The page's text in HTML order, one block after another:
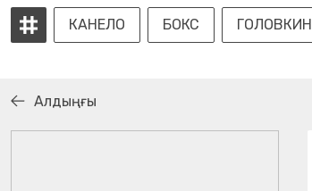
КАНЕЛО БОКС ГОЛОВКИН
Алдыңғы